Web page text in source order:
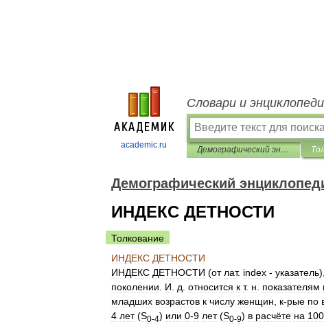
academic.ru
Словари и
Демографический энциклопедический словарь
Демографический
ИНДЕКС ДEТНОСТИ
Толкование
ИНДЕКС ДEТНОСТИ
ИНДЕКС ДEТНОСТИ (от лат. index - указатель),
поколении
И д относится к т. н показателям
младших возрастов к числу женщин к-рые по
4 лет(S0-4) или 0-9 лет(S0-9) в расчёте на